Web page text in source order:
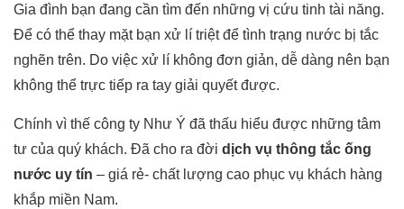
Gia đình bạn đang cần tìm đến những vị cứu tinh tài năng.
Để có thể thay mặt bạn xử lí triệt để tình trạng nước bị tắc
nghẽn trên. Do việc xử lí không đơn giản, dễ dàng nên bạn
không thể trực tiếp ra tay giải quyết được.
Chính vì thế công ty Như Ý đã thấu hiểu được những tâm
tư của quý khách. Đã cho ra đời dịch vụ thông tắc ống
nước uy tín – giá rẻ- chất lượng cao phục vụ khách hàng
khắp miền Nam.